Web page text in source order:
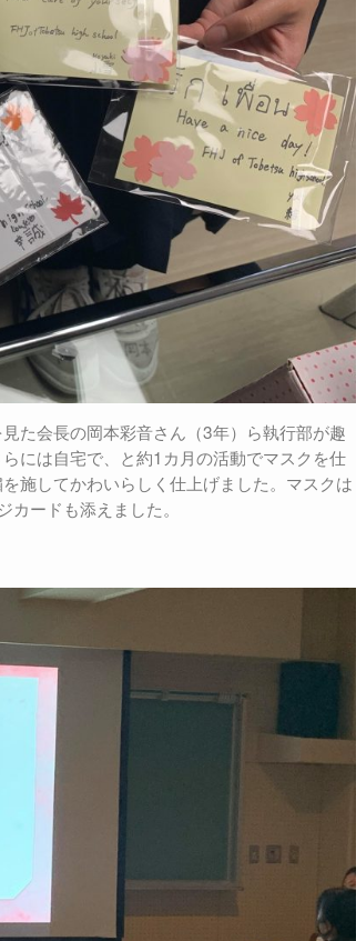
た会長の岡本彩音さん（3年）ら執行部が趣
には自宅で、と約1カ月の活動でマスクを仕
施してかわいらしく仕上げました。マスクは
ードも添えました。